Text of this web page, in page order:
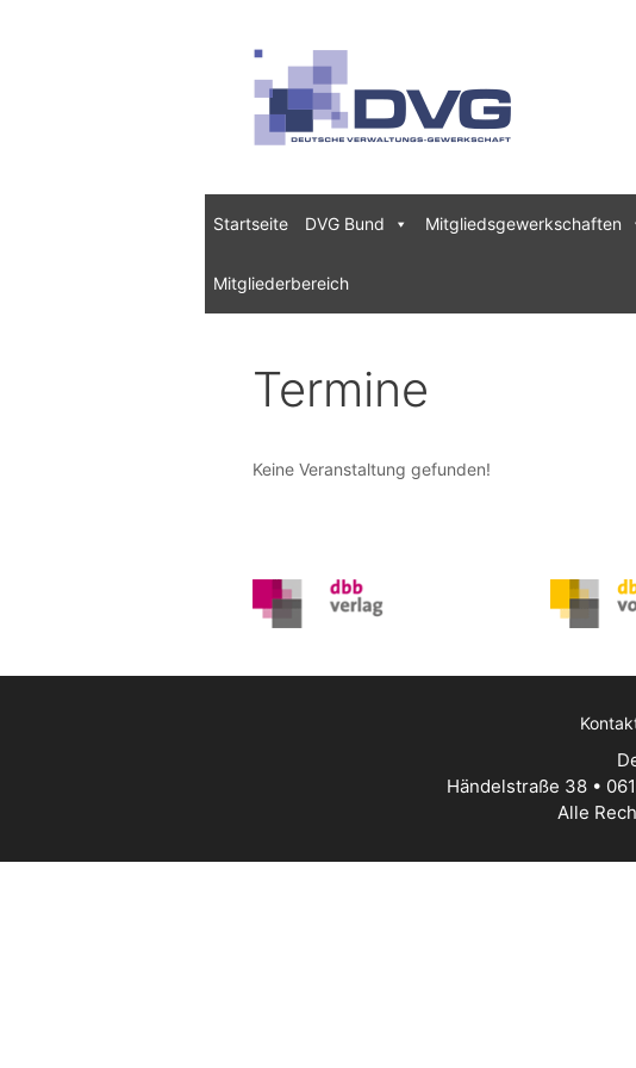
Startseite DVG Bund Mitgliedsgewerkschaften
Mitgliederbereich
Termine
Keine Veranstaltung gefunden!
Händelstraße 38 •
Alle